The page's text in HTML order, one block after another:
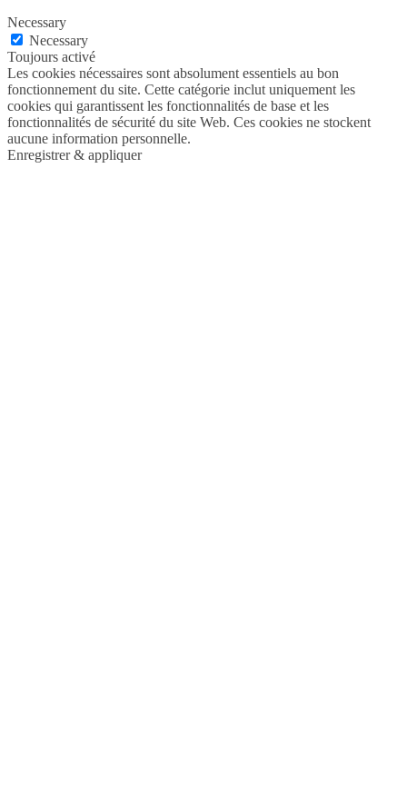
Necessary
Necessary
Toujours activé
Les cookies nécessaires sont absolument essentiels au bon
fonctionnement du site. Cette catégorie inclut uniquement les
cookies qui garantissent les fonctionnalités de base et les
fonctionnalités de sécurité du site Web. Ces cookies ne stockent
aucune information personnelle.
Enregistrer & appliquer